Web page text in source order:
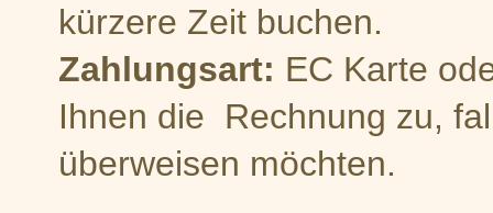
kürzere Zeit buchen.
Zahlungsart: EC Karte
Ihnen die Rechnung zu,
überweisen möchten.